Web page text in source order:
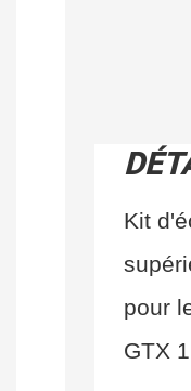
Kit
pour
GTX